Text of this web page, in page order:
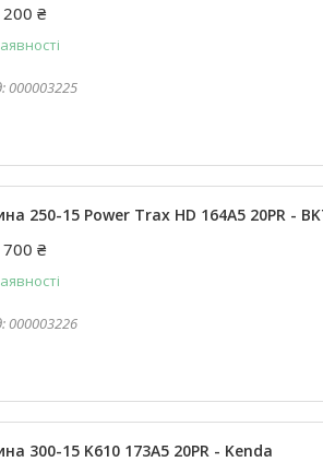
₴
000003225
250-15 Power Trax HD 164A5 20PR -
₴
000003226
300-15 K610 173A5 20PR - Kenda